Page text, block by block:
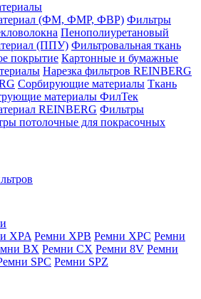
(ФМ, ФМР, ФВР) Фильтры
Пенополиуретановый
(ППУ) Фильтровальная ткань
покрытие Картонные и бумажные
Нарезка фильтров REINBERG
Сорбирующие материалы Ткань
материалы ФилТек
REINBERG Фильтры
потолочные для покрасочных
XPA Ремни XPB Ремни XPC Ремни
BX Ремни CX Ремни 8V Ремни
SPC Ремни SPZ